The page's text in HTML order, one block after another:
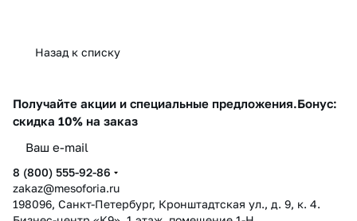
Назад к списку
Получайте акции и специальные предложения.Бонус:
скидка 10% на заказ
8 (800) 555-92-86
zakaz@mesoforia.ru
198096, Санкт-Петербург, Кронштадтская ул., д. 9, к. 4.